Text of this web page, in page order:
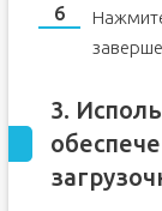
3.